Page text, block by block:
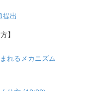
出
】
れるメカニズム